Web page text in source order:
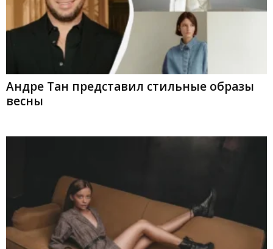
Андре Тан представил стильные образы
весны